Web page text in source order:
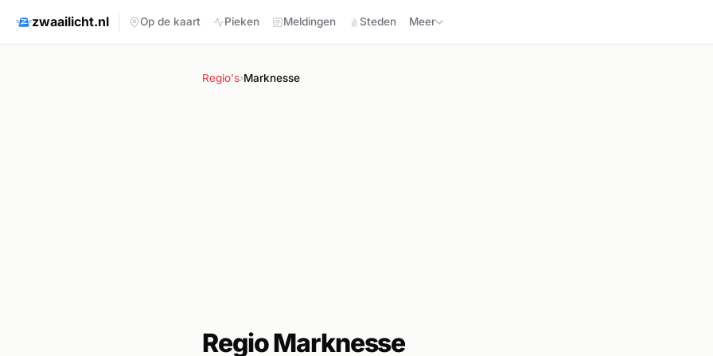
zwaailicht.nl Op de kaart Pieken Meldingen Steden Meer
Regio's›Marknesse
Regio Marknesse